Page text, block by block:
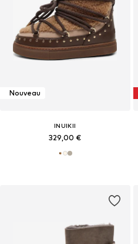
Nouveau
INUIKII
329,00 €